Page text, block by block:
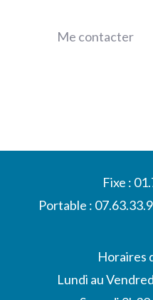
Me contacter
Fixe :
Portable :
Horaires
Lundi au